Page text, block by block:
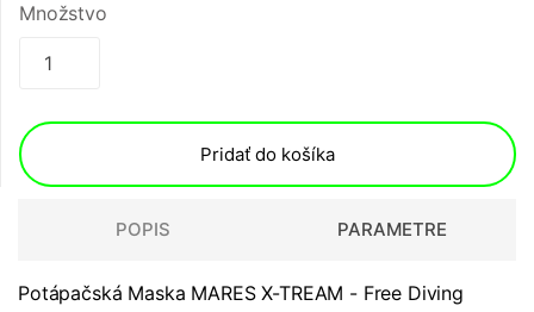
Množstvo
Pridať do košíka
POPIS PARAMETRE
Potápačská Maska MARES X-TREAM - Free Diving